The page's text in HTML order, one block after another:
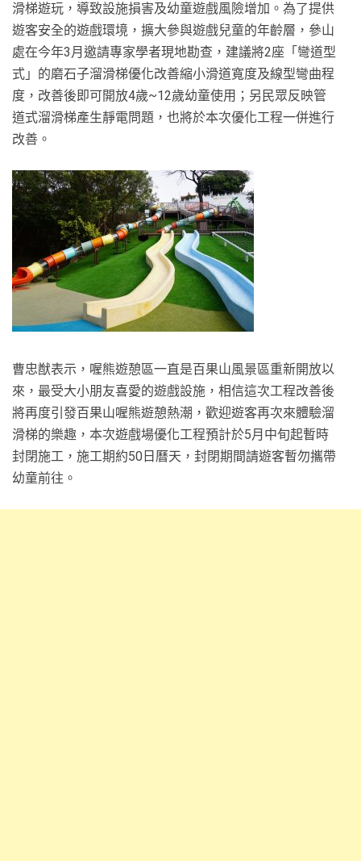
滑梯遊玩，導致設施損害及幼童遊戲風險增加。為了提供
遊客安全的遊戲環境，擴大參與遊戲兒童的年齡層，參山
處在今年3月邀請專家學者現地勘查，建議將2座「彎道型
式」的磨石子溜滑梯優化改善縮小滑道寬度及線型彎曲程
度，改善後即可開放4歲~12歲幼童使用；另民眾反映管
道式溜滑梯產生靜電問題，也將於本次優化工程一併進行
改善。
曹忠猷表示，喔熊遊憩區一直是百果山風景區重新開放以
來，最受大小朋友喜愛的遊戲設施，相信這次工程改善後
將再度引發百果山喔熊遊憩熱潮，歡迎遊客再次來體驗溜
滑梯的樂趣，本次遊戲場優化工程預計於5月中旬起暫時
封閉施工，施工期約50日曆天，封閉期間請遊客暫勿攜帶
幼童前往。